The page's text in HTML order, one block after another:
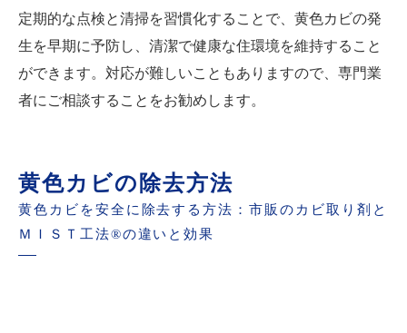
定期的な点検と清掃を習慣化することで、黄色カビの発
生を早期に予防し、清潔で健康な住環境を維持すること
ができます。対応が難しいこともありますので、専門業
者にご相談することをお勧めします。
黄色カビの除去方法
黄色カビを安全に除去する方法：市販のカビ取り剤と
ＭＩＳＴ工法®の違いと効果